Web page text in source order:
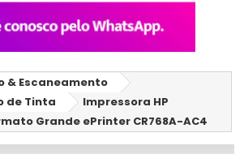
& Escaneamento
de Tinta
Impressora HP
Grande ePrinter CR768A-AC4